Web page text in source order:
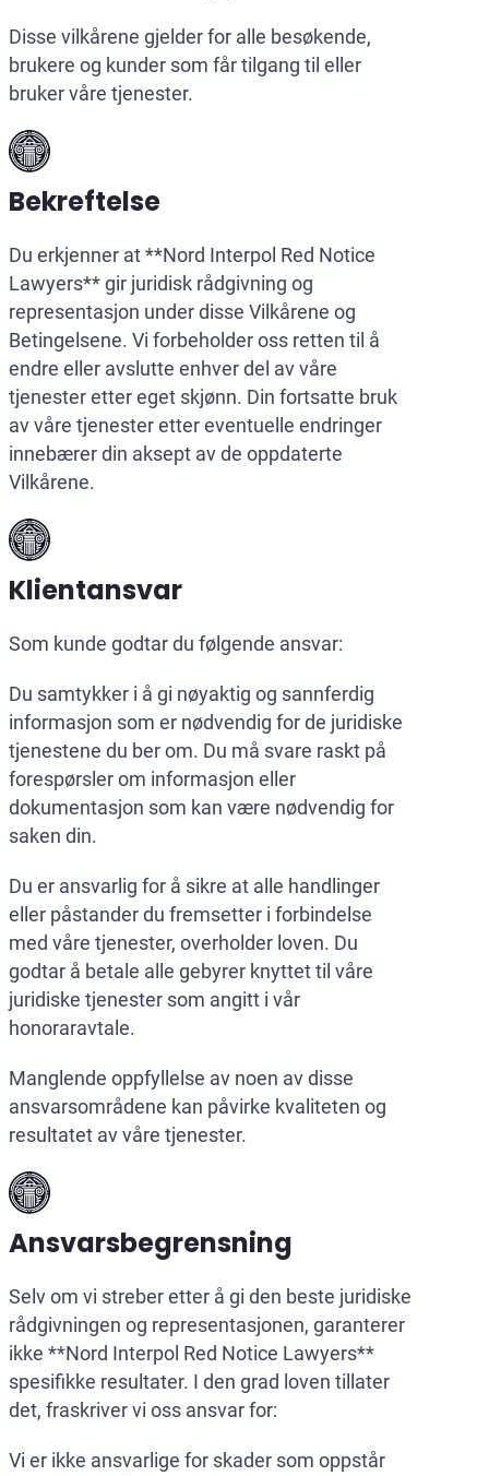
Disse vilkårene gjelder for alle besøkende,
brukere og kunder som får tilgang til eller
bruker våre tjenester.
Bekreftelse
Du erkjenner at **Nord Interpol Red Notice
Lawyers** gir juridisk rådgivning og
representasjon under disse Vilkårene og
Betingelsene. Vi forbeholder oss retten til å
endre eller avslutte enhver del av våre
tjenester etter eget skjønn. Din fortsatte bruk
av våre tjenester etter eventuelle endringer
innebærer din aksept av de oppdaterte
Vilkårene.
Klientansvar
Som kunde godtar du følgende ansvar:
Du samtykker i å gi nøyaktig og sannferdig
informasjon som er nødvendig for de juridiske
tjenestene du ber om. Du må svare raskt på
forespørsler om informasjon eller
dokumentasjon som kan være nødvendig for
saken din.
Du er ansvarlig for å sikre at alle handlinger
eller påstander du fremsetter i forbindelse
med våre tjenester, overholder loven. Du
godtar å betale alle gebyrer knyttet til våre
juridiske tjenester som angitt i vår
honoraravtale.
Manglende oppfyllelse av noen av disse
ansvarsområdene kan påvirke kvaliteten og
resultatet av våre tjenester.
Ansvarsbegrensning
Selv om vi streber etter å gi den beste juridiske
rådgivningen og representasjonen, garanterer
ikke **Nord Interpol Red Notice Lawyers**
spesifikke resultater. I den grad loven tillater
det, fraskriver vi oss ansvar for:
Vi er ikke ansvarlige for skader som oppstår